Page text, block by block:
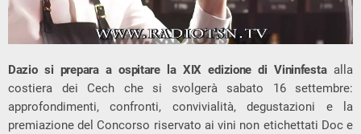
Dazio si prepara a ospitare la XIX edizione di Vininfestaalla
costiera dei Cech che si svolgerà sabato 16 settembre:
approfondimenti, confronti, convivialità, degustazioni e la
premiazione del Concorso riservato ai vini non etichettati Doc e